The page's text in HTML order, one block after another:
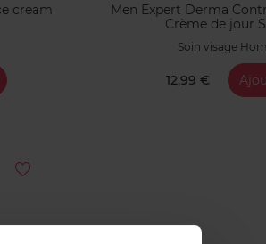
cream
Men Expert Derma
Crème de jour
Soin visage
12,99 €